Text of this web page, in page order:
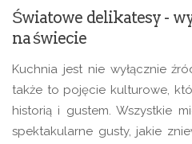
Światowe delikatesy -
na świecie
Kuchnia jest nie wyłącznie
także to pojęcie kulturowe,
historią i gustem. Wszystkie
spektakularne gusty, jakie